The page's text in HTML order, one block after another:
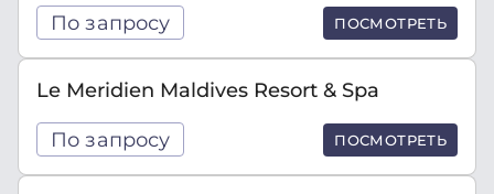
По запросу ПОСМОТРЕТЬ
Le Meridien Maldives Resort & Spa
По запросу ПОСМОТРЕТЬ